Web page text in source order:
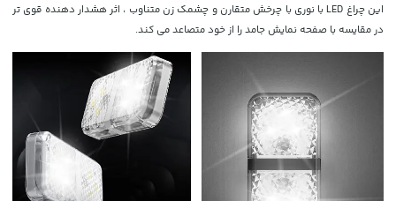
این چراغ LED با نوری با چرخش متقارن و چشمک زن متناوب ، اثر هشدار دهنده قوی تر
در مقایسه با صفحه نمایش جامد را از خود متصاعد می کند.